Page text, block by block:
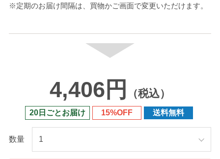
※定期のお届け間隔は、買物かご画面で変更いただけます。
4,406円 （税込）
20日ごとお届け 15%OFF 送料無料
数量